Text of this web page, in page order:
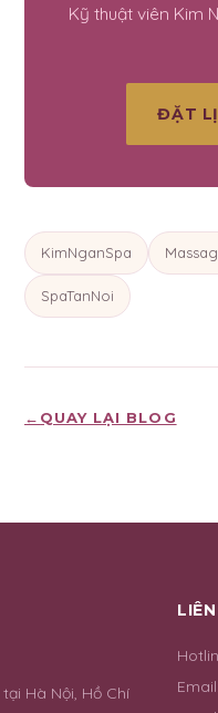
Kỹ thuật viên Kim
ĐẶT
KimNganSpa
SpaTanNoi
← QUAY LẠI BLOG
Hà Nội, Hồ Chí
Email: